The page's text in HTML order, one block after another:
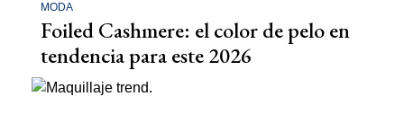
MODA
Foiled Cashmere: el color de pelo en
tendencia para este 2026